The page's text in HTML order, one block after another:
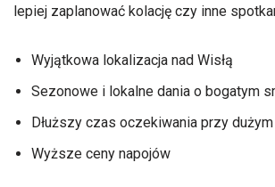
lepiej zaplanować kolację czy inne
Wyjątkowa lokalizacja nad Wisłą
Sezonowe i lokalne dania o bogatym
Dłuższy czas oczekiwania przy dużym
Wyższe ceny napojów